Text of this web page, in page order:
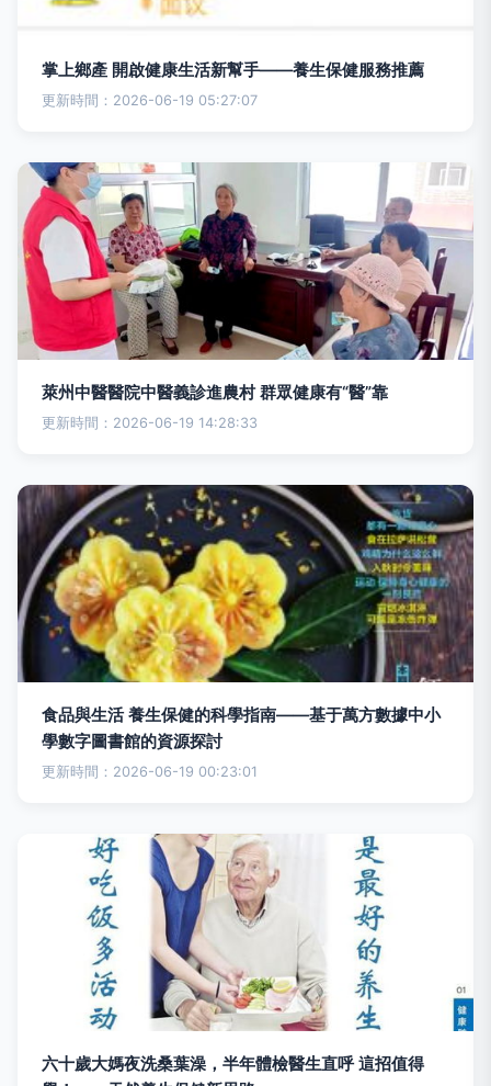
掌上鄉產 開啟健康生活新幫手——養生保健服務推薦
更新時間：2026-06-19 05:27:07
萊州中醫醫院中醫義診進農村 群眾健康有“醫”靠
更新時間：2026-06-19 14:28:33
食品與生活 養生保健的科學指南——基于萬方數據中小
學數字圖書館的資源探討
更新時間：2026-06-19 00:23:01
六十歲大媽夜洗桑葉澡，半年體檢醫生直呼 這招值得